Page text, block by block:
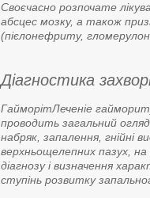
Своєчасно розпочате
абсцес мозку, а також
(пієлонефриту,
Діагностика
ГайморітЛеченіе
проводить загальний
набряк, запалення, гнійні
верхньощелепних пазух,
діагнозу і визначення
ступінь розвитку